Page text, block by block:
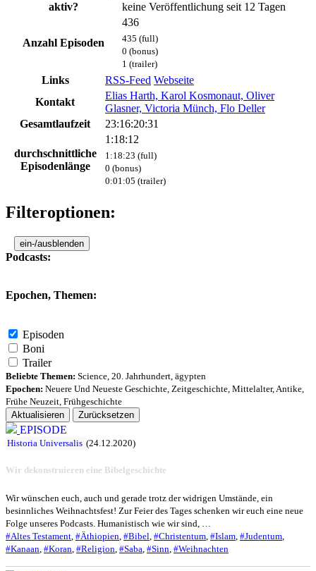
aktiv?
keine Veröffentlichung seit 12 Tagen
Anzahl Episoden
436
435 (full)
0 (bonus)
1 (trailer)
Links RSS-Feed Webseite
Kontakt
Elias Harth, Karol Kosmonaut, Oliver
Glasner, Victoria Münch, Flo Deller
Gesamtlaufzeit
23:16:20:31
durchschnittliche
Episodenlänge
1:18:12
1:18:23 (full)
0 (bonus)
0:01:05 (trailer)
Filteroptionen:
ein-/ausblenden
Podcasts:
Epochen, Themen:
Episoden
Boni
Trailer
Beliebte Themen: Science, 20. Jahrhundert, ägypten
Epochen: Neuere Und Neueste Geschichte, Zeitgeschichte, Mittelalter,Antike,
Frühe Neuzeit, Frühgeschichte
Aktualisieren
Zurücksetzen
EPISODE
Historia Universalis (24.12.2020)
Wir dekonstruieren eine Bibelgeschichte
Wir wünschen euch, auch und gerade trotz der widrigen Umstände, ein
besinnliches Weihnachtsfest! Zur Feier des Tages schenken wir euch eine neue
Folge unseres Podcasts. Humanistisch wie wir sind, …
#Altes Testament, #Äthiopien, #Bibel, #Christentum, #Islam, #Judentum,
#Kanaan, #Koran, #Religion, #Saba, #Sinn, #Weihnachten